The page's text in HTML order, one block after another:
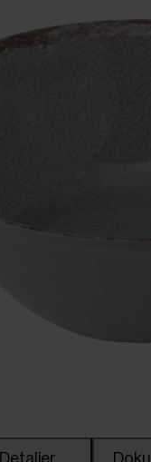
Detaljer